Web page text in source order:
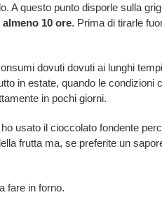
A questo punto disporle sulla
almeno 10 ore. Prima di tirarle
dovuti dovuti ai lunghi
in estate, quando le condizioni
in pochi giorni.
usato il cioccolato fondente
frutta ma, se preferite un
fare in forno.